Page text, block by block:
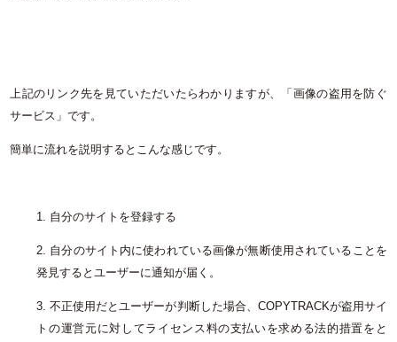
上記のリンク先を見ていただいたらわかりますが、「画像の盗用を防ぐ
サービス」です。
簡単に流れを説明するとこんな感じです。
1. 自分のサイトを登録する
2. 自分のサイト内に使われている画像が無断使用されていることを
発見するとユーザーに通知が届く。
3. 不正使用だとユーザーが判断した場合、COPYTRACKが盗用サイ
トの運営元に対してライセンス料の支払いを求める法的措置をと